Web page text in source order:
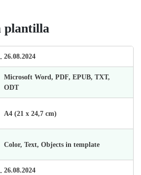
plantilla
26.08.2024
Microsoft Word, PDF, EPUB, TXT,
ODT
А4 (21 х 24,7 cm)
Color, Text, Objects in template
26.08.2024